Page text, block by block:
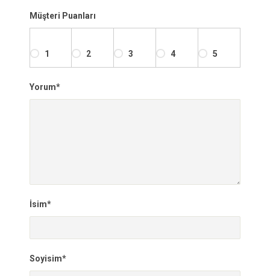
Müşteri Puanları
1 2 3 4 5
Yorum*
İsim*
Soyisim*